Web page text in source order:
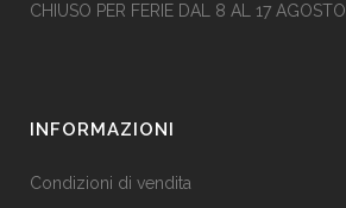
CHIUSO PER FERIE DAL 8 AL 17 AGOSTO
INFORMAZIONI
Condizioni di vendita